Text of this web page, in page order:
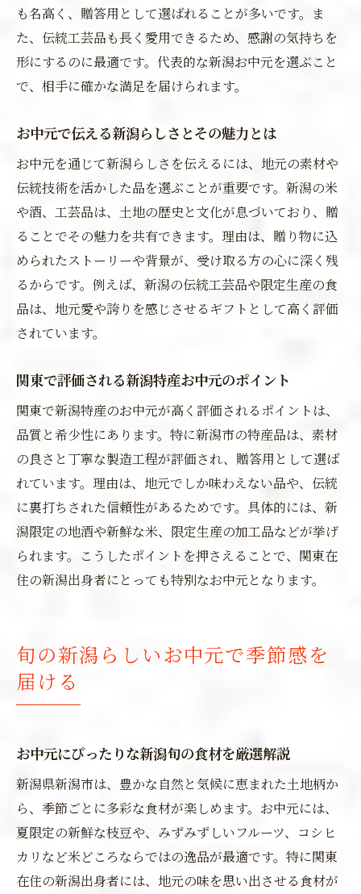
も名高く、贈答用として選ばれることが多いです。ま
た、伝統工芸品も長く愛用できるため、感謝の気持ちを
形にするのに最適です。代表的な新潟お中元を選ぶこと
で、相手に確かな満足を届けられます。
お中元で伝える新潟らしさとその魅力とは
お中元を通じて新潟らしさを伝えるには、地元の素材や
伝統技術を活かした品を選ぶことが重要です。新潟の米
や酒、工芸品は、土地の歴史と文化が息づいており、贈
ることでその魅力を共有できます。理由は、贈り物に込
められたストーリーや背景が、受け取る方の心に深く残
るからです。例えば、新潟の伝統工芸品や限定生産の食
品は、地元愛や誇りを感じさせるギフトとして高く評価
されています。
関東で評価される新潟特産お中元のポイント
関東で新潟特産のお中元が高く評価されるポイントは、
品質と希少性にあります。特に新潟市の特産品は、素材
の良さと丁寧な製造工程が評価され、贈答用として選ば
れています。理由は、地元でしか味わえない品や、伝統
に裏打ちされた信頼性があるためです。具体的には、新
潟限定の地酒や新鮮な米、限定生産の加工品などが挙げ
られます。こうしたポイントを押さえることで、関東在
住の新潟出身者にとっても特別なお中元となります。
旬の新潟らしいお中元で季節感を
届ける
お中元にぴったりな新潟旬の食材を厳選解説
新潟県新潟市は、豊かな自然と気候に恵まれた土地柄か
ら、季節ごとに多彩な食材が楽しめます。お中元には、
夏限定の新鮮な枝豆や、みずみずしいフルーツ、コシヒ
カリなど米どころならではの逸品が最適です。特に関東
在住の新潟出身者には、地元の味を思い出させる食材が